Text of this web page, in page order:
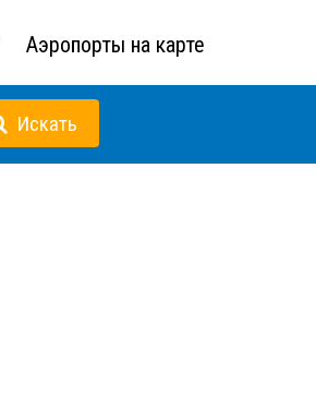
Аэропорты на карте
Искать